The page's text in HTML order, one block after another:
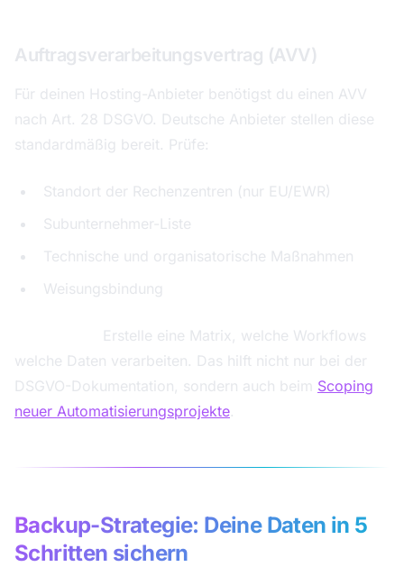
Auftragsverarbeitungsvertrag (AVV)
Für deinen Hosting-Anbieter benötigst du einen AVV
nach Art. 28 DSGVO. Deutsche Anbieter stellen diese
standardmäßig bereit. Prüfe:
Standort der Rechenzentren (nur EU/EWR)
Subunternehmer-Liste
Technische und organisatorische Maßnahmen
Weisungsbindung
Erstelle eine Matrix, welche Workflows
welche Daten verarbeiten. Das hilft nicht nur bei der
DSGVO-Dokumentation, sondern auch beim Scoping
neuer Automatisierungsprojekte.
Backup-Strategie: Deine Daten in 5
Schritten sichern